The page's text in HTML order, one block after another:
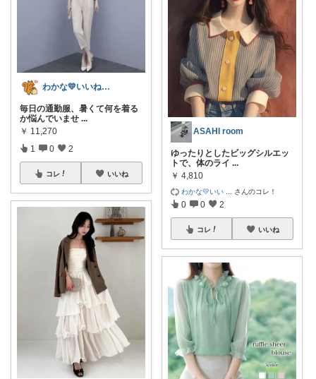
わかな💛いいね＆フォローに感謝💛
毎日の通勤服、暑くて何を着る
か悩んでいませ ...
￥ 11,270
1 0 2
コレ いいね
ASAHI room
ゆったりとしたビッグシルエッ
トで、体のライ ...
￥ 4,810
わかな💛いい さんのコレ！
0 0 2
コレ いいね